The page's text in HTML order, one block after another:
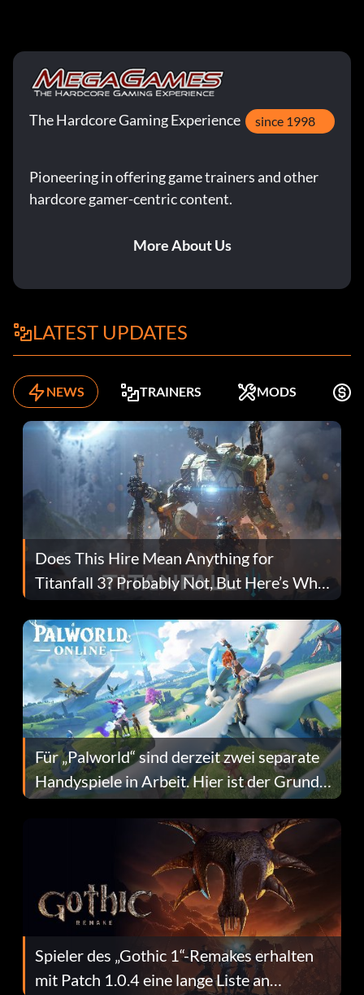
The Hardcore Gaming Experience since 1998
Pioneering in offering game trainers and other
hardcore gamer-centric content.
More About Us
LATEST UPDATES
NEWS TRAINERS MODS
Does This Hire Mean Anything for
Titanfall 3? Probably Not, But Here’s Why
Fans Are Hopeful
Für „Palworld“ sind derzeit zwei separate
Handyspiele in Arbeit. Hier ist der Grund
dafür.
Spieler des „Gothic 1“-Remakes erhalten
mit Patch 1.0.4 eine lange Liste an